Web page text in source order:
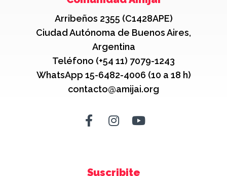
Arribeños 2355 (C1428APE)
Ciudad Autónoma de Buenos Aires,
Argentina
Teléfono (+54 11) 7079-1243
WhatsApp 15-6482-4006 (10 a 18 h)
contacto@amijai.org
Suscribite